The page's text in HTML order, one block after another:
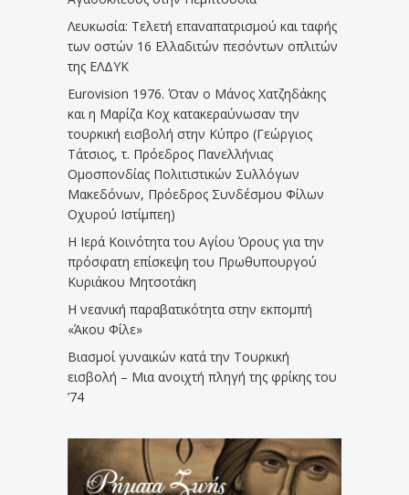
Λευκωσία: Τελετή επαναπατρισμού και ταφής
των οστών 16 Ελλαδιτών πεσόντων οπλιτών
της ΕΛΔΥΚ
Eurovision 1976. Όταν ο Μάνος Χατζηδάκης
και η Μαρίζα Κοχ κατακεραύνωσαν την
τουρκική εισβολή στην Κύπρο (Γεώργιος
Τάτσιος, τ. Πρόεδρος Πανελλήνιας
Ομοσπονδίας Πολιτιστικών Συλλόγων
Μακεδόνων, Πρόεδρος Συνδέσμου Φίλων
Οχυρού Ιστίμπεη)
Η Ιερά Κοινότητα του Αγίου Όρους για την
πρόσφατη επίσκεψη του Πρωθυπουργού
Κυριάκου Μητσοτάκη
Η νεανική παραβατικότητα στην εκπομπή
«Άκου Φίλε»
Βιασμοί γυναικών κατά την Τουρκική
εισβολή – Μια ανοιχτή πληγή της φρίκης του
’74